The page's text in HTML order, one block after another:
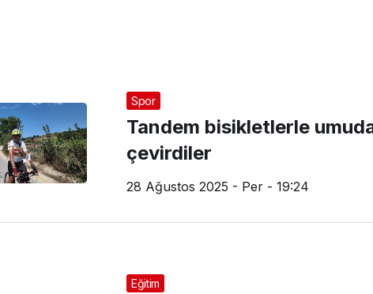
Spor
Tandem bisikletlerle
çevirdiler
28 Ağustos 2025 - Per - 19:24
Eğitim